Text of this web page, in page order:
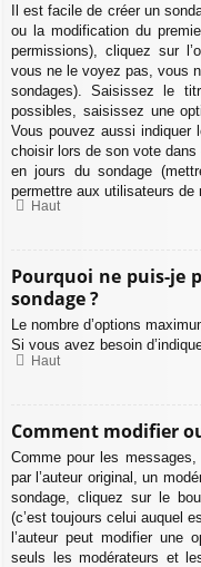
Il est facile de créer un
ou la modification du
permissions), cliquez sur
vous ne le voyez pas, vous
sondages). Saisissez le
possibles, saisissez une
Vous pouvez aussi indiquer
choisir lors de son vote dans
en jours du sondage
permettre aux utilisateurs de
Haut
Pourquoi ne puis-je
sondage ?
Le nombre d’options
Si vous avez besoin
Haut
Comment modifier
Comme pour les
par l’auteur original, un
sondage, cliquez sur le
(c’est toujours celui auquel
l’auteur peut modifier une
seuls les modérateurs et